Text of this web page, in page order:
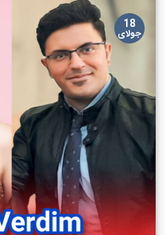
18
جولای